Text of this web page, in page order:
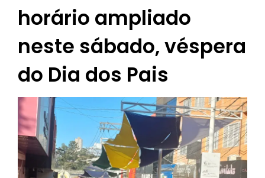
horário ampliado
neste sábado, véspera
do Dia dos Pais